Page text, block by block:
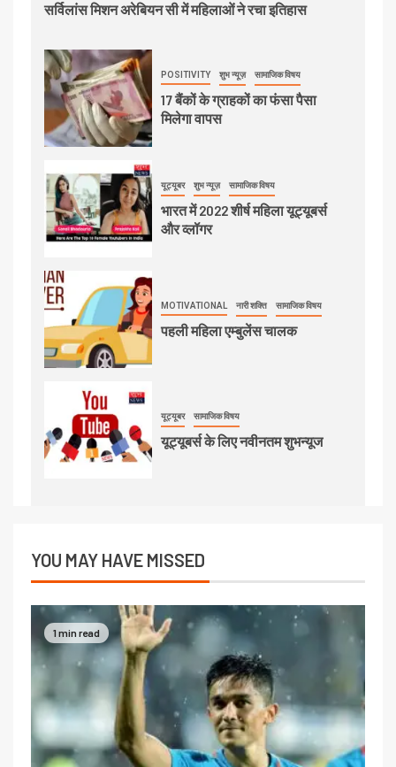
सर्विलांस मिशन अरेबियन सी में महिलाओं ने रचा इतिहास
POSITIVITY शुभ न्यूज़ सामाजिक विषय
17 बैंकों के ग्राहकों का फंसा पैसा
मिलेगा वापस
यूट्यूबर शुभ न्यूज़ सामाजिक विषय
भारत में 2022 शीर्ष महिला यूट्यूबर्स
और व्लॉगर
MOTIVATIONAL नारी शक्ति सामाजिक विषय
पहली महिला एम्बुलेंस चालक
यूट्यूबर सामाजिक विषय
यूट्यूबर्स के लिए नवीनतम शुभन्यूज
YOU MAY HAVE MISSED
1 min read